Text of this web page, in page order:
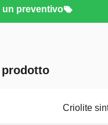
un preventivo
Criolite